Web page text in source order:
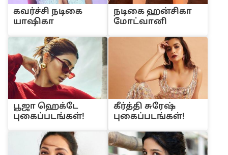
கவர்ச்சி நடிகை
யாஷிகா
நடிகை ஹன்சிகா
மோட்வானி
பூஜா ஹெக்டே
புகைப்படங்கள்!
கீர்த்தி சுரேஷ்
புகைப்படங்கள்!